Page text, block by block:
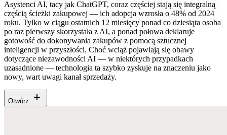
Asystenci AI, tacy jak ChatGPT, coraz częściej stają się integralną
częścią ścieżki zakupowej — ich adopcja wzrosła o 48% od 2024
roku. Tylko w ciągu ostatnich 12 miesięcy ponad co dziesiąta osoba
po raz pierwszy skorzystała z AI, a ponad połowa deklaruje
gotowość do dokonywania zakupów z pomocą sztucznej
inteligencji w przyszłości. Choć wciąż pojawiają się obawy
dotyczące niezawodności AI — w niektórych przypadkach
uzasadnione — technologia ta szybko zyskuje na znaczeniu jako
nowy, wart uwagi kanał sprzedaży.
Otwórz